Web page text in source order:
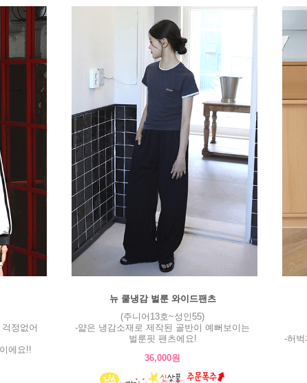
정없어
에요!!
뉴 쿨냉감 벌룬 와이드팬츠
(주니어13호~성인55)
-얇은 냉감소재로 제작된 골반이 예뻐보이는
벌룬핏 팬츠에요!
36,000원
-허